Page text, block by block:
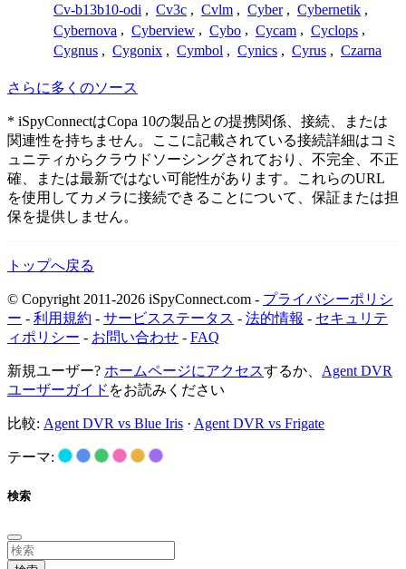
Cv-b13b10-odi , Cv3c , Cvlm , Cyber , Cybernetik ,
Cybernova , Cyberview , Cybo , Cycam , Cyclops ,
Cygnus , Cygonix , Cymbol , Cynics , Cyrus , Czarna
さらに多くのソース
* iSpyConnectはCopa 10の製品との提携関係、接続、または
関連性を持ちません。ここに記載されている接続詳細はコミ
ュニティからクラウドソーシングされており、不完全、不正
確、または最新ではない可能性があります。これらのURL
を使用してカメラに接続できることについて、保証または担
保を提供しません。
トップへ戻る
© Copyright 2011-2026 iSpyConnect.com - プライバシーポリシ
ー - 利用規約 - サービスステータス - 法的情報 - セキュリテ
ィポリシー - お問い合わせ - FAQ
新規ユーザー? ホームページにアクセスするか、 Agent DVR
ユーザーガイド をお読みください
比較: Agent DVR vs Blue Iris · Agent DVR vs Frigate
テーマ:
検索